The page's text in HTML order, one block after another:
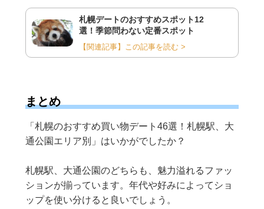
札幌デートのおすすめスポット12
選！季節問わない定番スポット
【関連記事】この記事を読む >
まとめ
「札幌のおすすめ買い物デート46選！札幌駅、大
通公園エリア別」はいかがでしたか？
札幌駅、大通公園のどちらも、魅力溢れるファッ
ションが揃っています。年代や好みによってショ
ップを使い分けると良いでしょう。